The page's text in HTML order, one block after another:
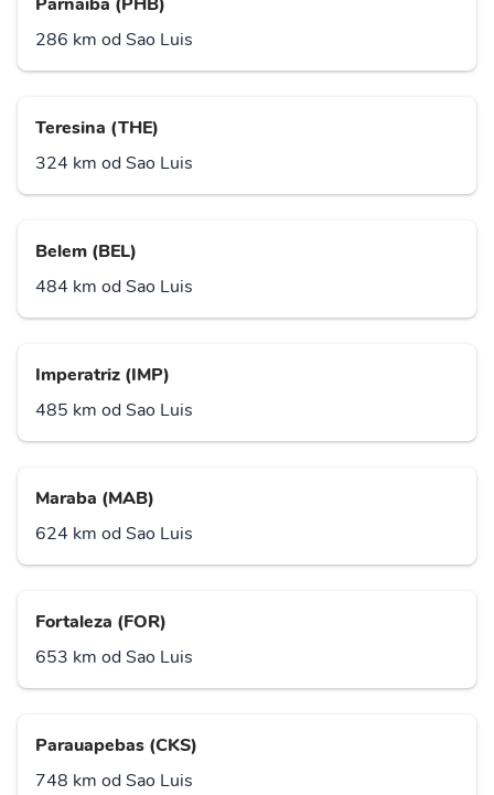
286 km od Sao Luis
Teresina (THE)
324 km od Sao Luis
Belem (BEL)
484 km od Sao Luis
Imperatriz (IMP)
485 km od Sao Luis
Maraba (MAB)
624 km od Sao Luis
Fortaleza (FOR)
653 km od Sao Luis
Parauapebas (CKS)
748 km od Sao Luis